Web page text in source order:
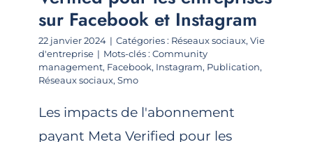
sur Facebook et Instagram
22 janvier 2024 | Catégories : Réseaux sociaux, Vie
d'entreprise | Mots-clés : Community
management, Facebook, Instagram, Publication,
Réseaux sociaux, Smo
Les impacts de l'abonnement
payant Meta Verified pour les